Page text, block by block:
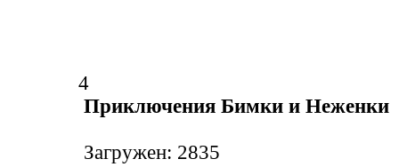
4
Приключения Бимки и Неженки
Загружен: 2835